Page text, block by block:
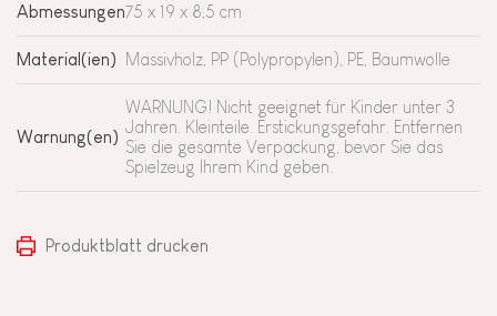
Abmessungen75 x 19 x 8,5 cm
Material(ien) Massivholz, PP (Polypropylen), PE, Baumwolle
Warnung(en)
WARNUNG! Nicht geeignet für Kinder unter 3
Jahren. Kleinteile. Erstickungsgefahr. Entfernen
Sie die gesamte Verpackung, bevor Sie das
Spielzeug Ihrem Kind geben.
Produktblatt drucken